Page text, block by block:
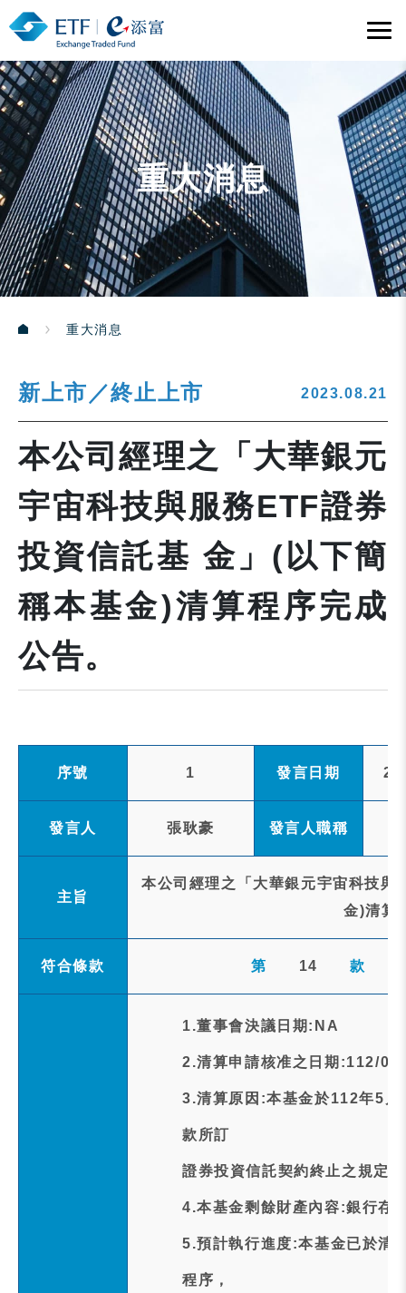
重大消息
重大消息
新上市／終止上市 2023.08.21
本公司經理之「大華銀元
宇宙科技與服務ETF證券
投資信託基 金」(以下簡
稱本基金)清算程序完成
公告。
序號 1 發言日期
發言人 張耿豪 發言人職稱
主旨
本公司經理之「大華銀元宇宙科技
金)清算
符合條款 第 14 款
1.董事會決議日期:NA
2.清算申請核准之日期:112/
3.清算原因:本基金於112年5
款所訂
證券投資信託契約終止之規定
4.本基金剩餘財產內容:銀行存
5.預計執行進度:本基金已於清
程序，